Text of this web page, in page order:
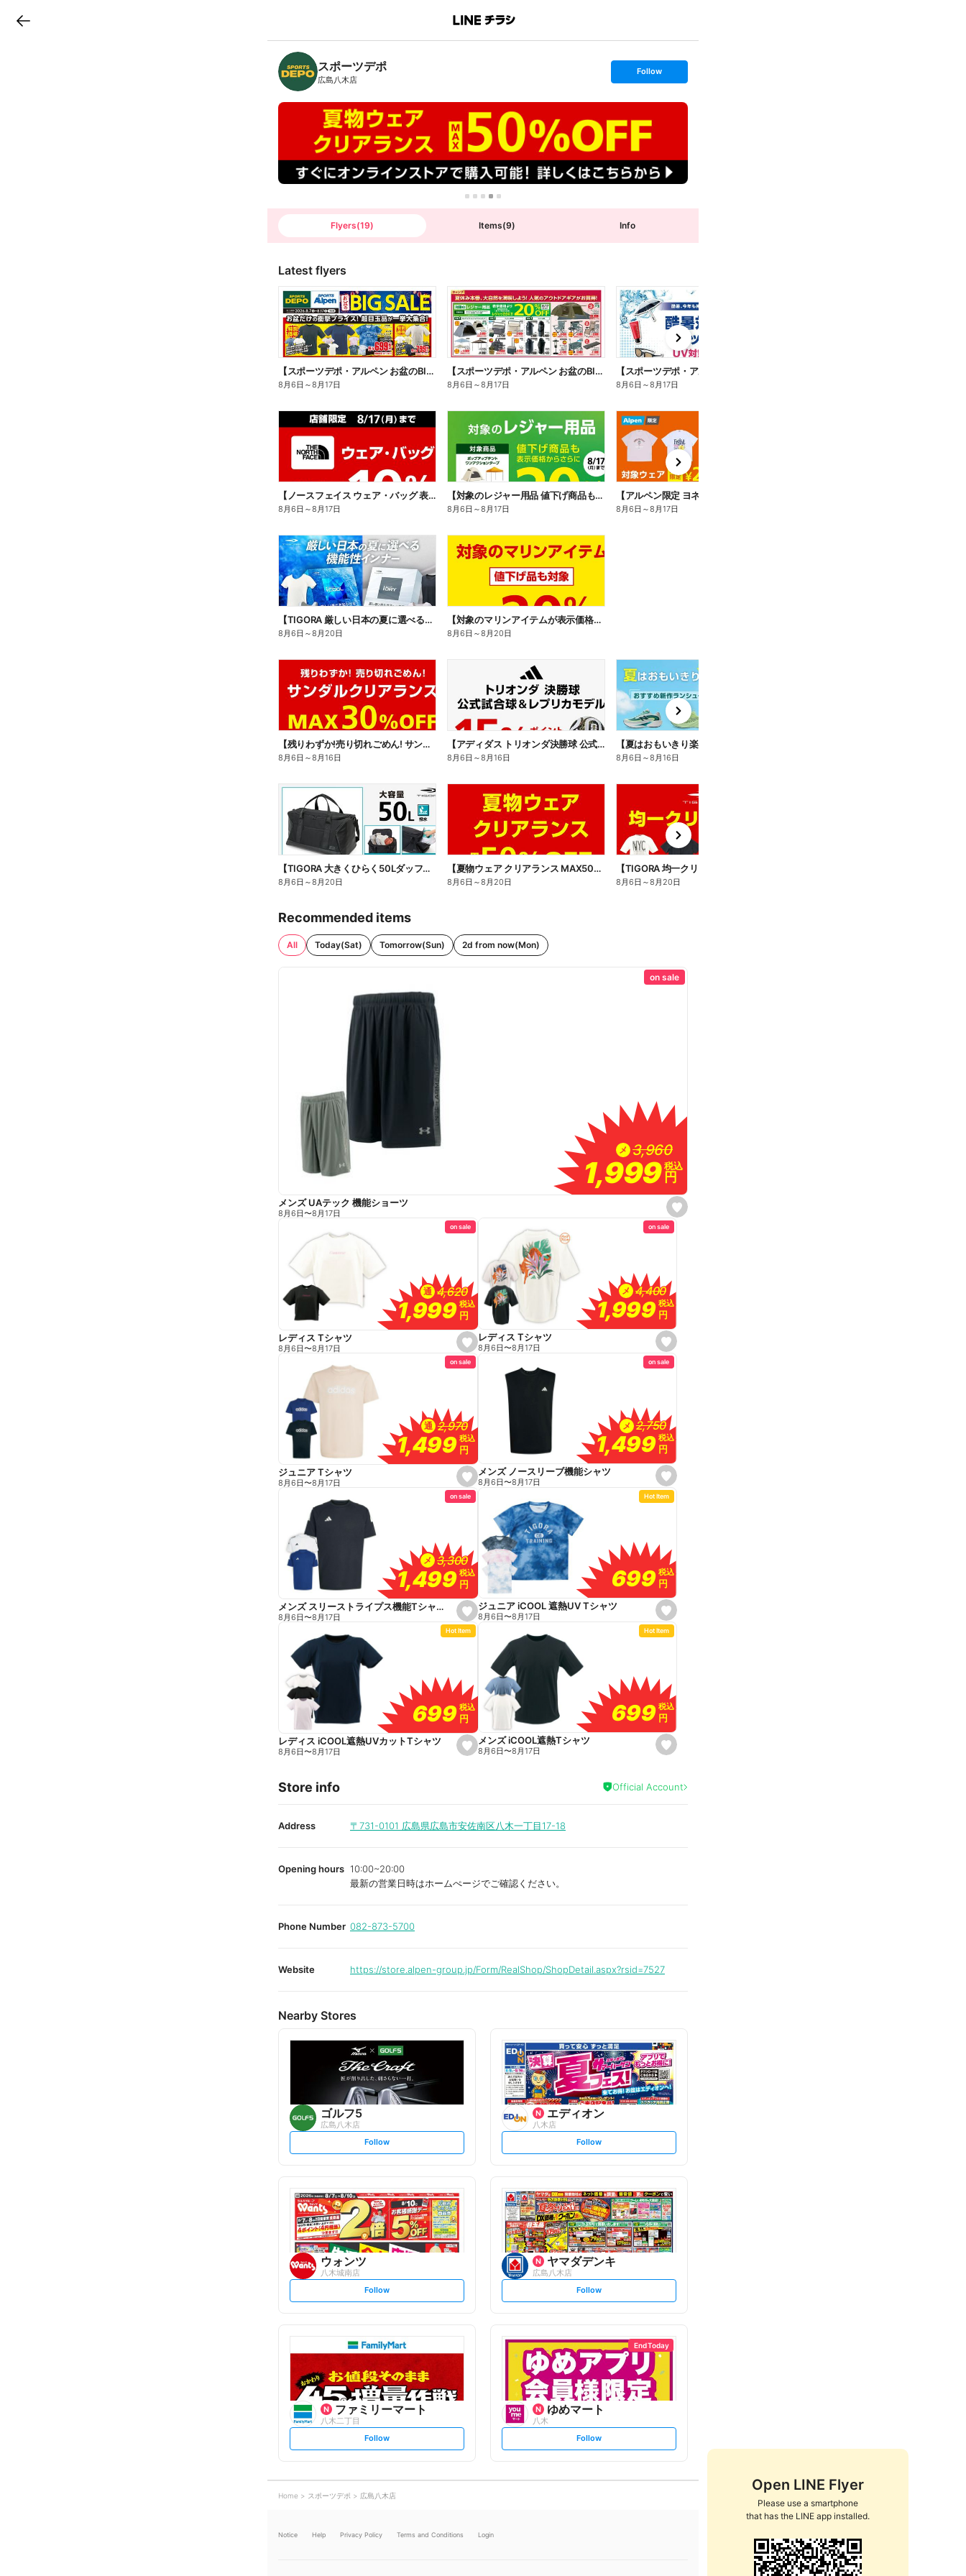
B
n
c
h
T
スポーツデポ
広島八木店
s
t
o
l
o
w
Follow
Flyers(19) Items(9) Info
Latest flyers
【スポーツデポ・アルペン お盆のBIG SALE!】
8月6日 ～8月17日
【スポーツデポ・アルペン お盆のBIG SALE!】
8月6日 ～8月17日 8月6日 ～8月17日
n
e
x
t
【ノースフェイス ウェア・バッグ 表示価格からさらに10%OFF】
8月6日 ～8月17日
【対象のレジャー用品 値下げ商品も表示価格からさらに20%OFF】
8月6日 ～8月17日 8月6日 ～8月17日
n
e
x
t
【TIGORA 厳しい日本の夏に選べる機能性インナー】
8月6日 ～8月20日
【対象のマリンアイテムが表示価格からさらに20%OFF 値下げ品も対象】
8月6日 ～8月20日
【残りわずか!売り切れごめん! サンダルクリアランス MAX30%OFF】
8月6日 ～8月16日
【アディダス トリオンダ決勝球 公式試合球&レプリカモデル 15%ポイント還元】
8月6日 ～8月16日 8月6日 ～8月16日
n
e
x
t
【TIGORA 大きくひらく50Lダッフルバッグ】
8月6日 ～8月20日
【夏物ウェア クリアランス MAX50%OFF】
8月6日 ～8月20日
【TIGORA 均一クリアランス】
8月6日 ～8月20日
n
e
x
t
Recommended items
All Today(Sat) Tomorrow(Sun) 2d from now(Mon)
s
e
on sale
メ 3,960
3,960
1,999
1,999税込
税込
円
円
メンズ UAテック 機能ショーツ
8月6日〜8月17日
s
e
t
i
t
e
on sale
通 4,620
4,620
1,999
1,999税込
税込
円
円
レディス Tシャツ
8月6日〜8月17日
s
e
t
i
t
e
on sale
メ 4,400
4,400
1,999
1,999 税込
税込
円
円
レディス Tシャツ
8月6日〜8月17日
s
e
t
i
t
e
on sale
通 2,970
2,970
1,499
1,499税込
税込
円
円
ジュニア Tシャツ
8月6日〜8月17日
s
e
t
i
e
on sale
メ 2,750
2,750
1,499
1,499 税込
税込
円
円
メンズ ノースリーブ機能シャツ
8月6日〜8月17日
s
e
t
i
e
on sale
メ 3,300
3,300
1,499
1,499税込
税込
円
円
メンズ スリーストライプス機能Tシャツ
8月6日〜8月17日
s
e
t
i
e
Hot Item
699
699 税込
税込
円
円
ジュニア iCOOL 遮熱UV Tシャツ
8月6日〜8月17日
s
e
i
t
Hot Item
699
699税込
税込
円
円
レディス iCOOL遮熱UVカットTシャツ
8月6日〜8月17日
s
e
a
Hot Item
699
699 税込
税込
円
円
メンズ iCOOL遮熱Tシャツ
8月6日〜8月17日
Store info Official Account
Address 〒731-0101 広島県広島市安佐南区八木一丁目17-18
Opening hours 10:00~20:00
最新の営業日時はホームぺージでご確認ください。
Phone Number 082-873-5700
Website https://store.alpen-group.jp/Form/RealShop/ShopDetail.aspx?rsid=7527
Nearby Stores
ゴルフ5
広島八木店
s
t
o
w
Follow
エディオン
八木店
s
t
l
o
w
Follow
ウォンツ
八木城南店
s
t
o
w
Follow
ヤマダデンキ
広島八木店
s
t
l
o
w
Follow
ファミリーマート
八木二丁目
s
t
o
w
Follow
End Today
ゆめマート
八木
s
t
Follow
Open LINE Flyer
Please use a smartphone
that has the LINE app installed.
Home スポーツデポ 広島八木店
Notice Help Privacy Policy Terms and Conditions Login